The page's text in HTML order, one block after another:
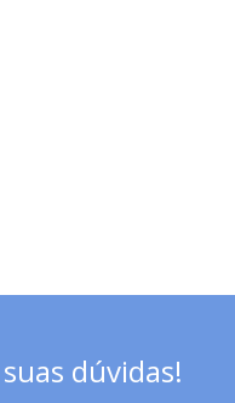
dúvidas!